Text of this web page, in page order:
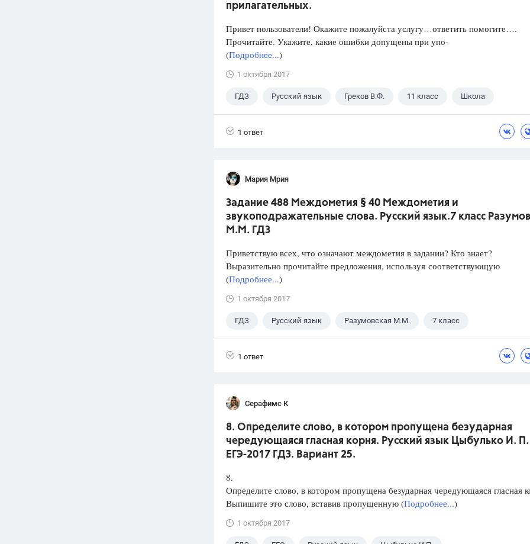
прилагательных.
Привет пользователи! Окажите пожалуйста услугу…ответить помогите….
Прочитайте. Укажите, какие ошибки допущены при упо-
(Подробнее...)
1 октября 2017
ГДЗ Русский язык Греков В.Ф. 11 класс Школа
1 ответ
Мария Мрия
Задание 488 Междометия § 40 Междометия и
звукоподражательные слова. Русский язык.7 класс
М.М. ГДЗ
Приветствую всех, что означают междометия в задании? Кто знает?
Выразительно прочитайте предложения, используя соответствующую
(Подробнее...)
1 октября 2017
ГДЗ Русский язык Разумовская М.М. 7 класс
1 ответ
Серафимс К
8. Определите слово, в котором пропущена безударная
чередующаяся гласная корня. Русский язык Цыбулько И. П.
ЕГЭ-2017 ГДЗ. Вариант 25.
8.
Определите слово, в котором пропущена безударная чередующаяся гласная
Выпишите это слово, вставив пропущенную (Подробнее...)
1 октября 2017